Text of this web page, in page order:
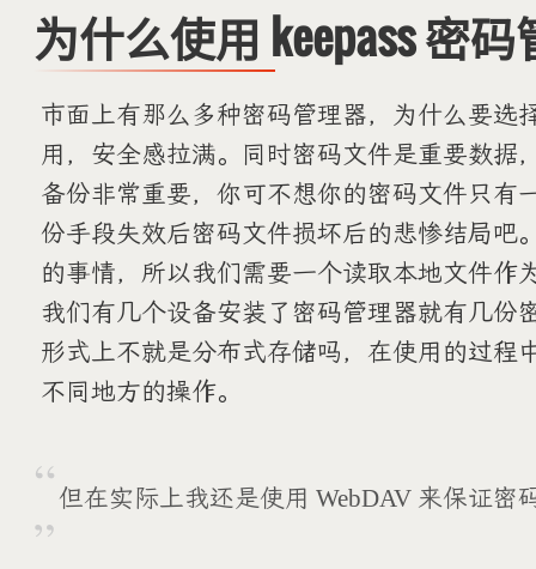
为什么使用 keepass 密
市面上有那么多种密码管理器，为什么要选
用，安全感拉满。同时密码文件是重要数据
备份非常重要，你可不想你的密码文件只有
份手段失效后密码文件损坏后的悲惨结局吧
的事情，所以我们需要一个读取本地文件作
我们有几个设备安装了密码管理器就有几份
形式上不就是分布式存储吗，在使用的过程
不同地方的操作。
但在实际上我还是使用 WebDAV 来保证密